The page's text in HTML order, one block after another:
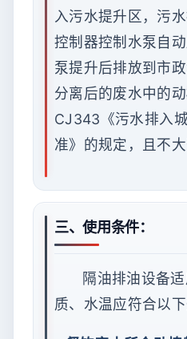
入污水提升区，污
控制器控制水泵自
泵提升后排放到市
分离后的废水中的
CJ343《污水排入
准》的规定，且不
三、使用条件：
隔油排油设备
质、水温应符合以下